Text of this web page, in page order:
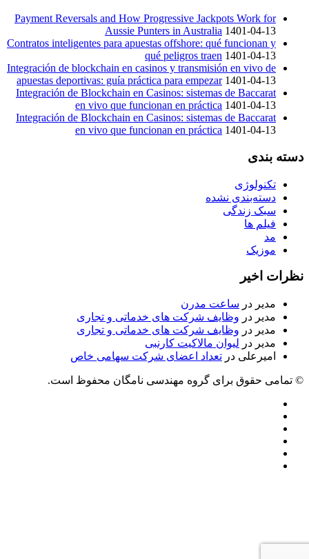
Payment Reversals and How Progressive Jackpots Work for
Aussie Punters in Australia 1401-04-13
Contratos inteligentes para apuestas offshore: qué funcionan y
qué peligros traen 1401-04-13
Integración de blockchain en casinos y transmisión en vivo de
apuestas deportivas: guía práctica para empezar 1401-04-13
Integración de Blockchain en Casinos: sistemas de Baccarat
en vivo que funcionan en práctica 1401-04-13
Integración de Blockchain en Casinos: sistemas de Baccarat
en vivo que funcionan en práctica 1401-04-13
دسته بندی
تکنولوژی
دسته‌بندی نشده
سبک زندگی
فیلم ها
مد
موزیک
نظرات اخیر
مدیر در ساعت مدرن
مدیر در وظایف شرکت های خدماتی و تجاری
مدیر در وظایف شرکت های خدماتی و تجاری
مدیر در لیوان مالاکیت کارنبی
امیرعلی در تعداد اعضای شرکت سهامی خاص
© تمامی حقوق برای گروه مهندسی نامگان محفوظ است.